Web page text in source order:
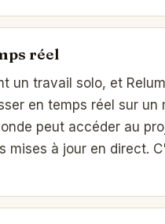
réel
un travail solo, et
en temps réel sur
peut accéder au
mises à jour en direct.